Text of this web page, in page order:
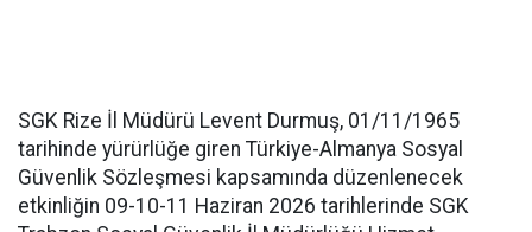
SGK Rize İl Müdürü Levent Durmuş, 01/11/1965
tarihinde yürürlüğe giren Türkiye-Almanya Sosyal
Güvenlik Sözleşmesi kapsamında düzenlenecek
etkinliğin 09-10-11 Haziran 2026 tarihlerinde SGK